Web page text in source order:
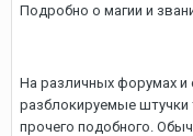
Подробно о магии и
На различных форумах и
разблокируемые штучки
прочего подобного.